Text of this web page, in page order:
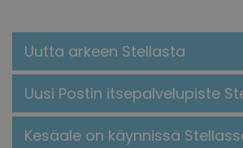
Uutta arkeen Stellasta
Uusi Postin itsepalvelupiste
Kesäale on käynnissä